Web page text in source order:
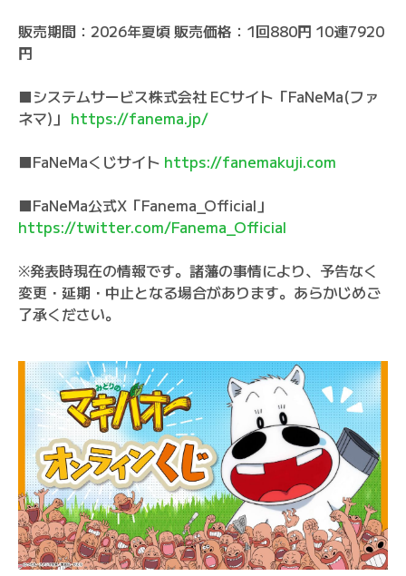
販売期間：2026年夏頃 販売価格：1回880円 10連7920
円
■システムサービス株式会社 ECサイト「FaNeMa(ファ
ネマ)」 https://fanema.jp/
■FaNeMaくじサイト https://fanemakuji.com
■FaNeMa公式X「Fanema_Official」
https://twitter.com/Fanema_Official
※発表時現在の情報です。諸藩の事情により、予告なく
変更・延期・中止となる場合があります。あらかじめご
了承ください。